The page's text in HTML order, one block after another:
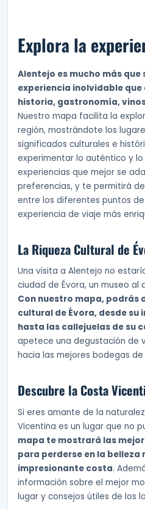
Explora la
Alentejo es mucho más que
experiencia inolvidable
historia, gastronomía,
Nuestro mapa facilita la
región, mostrándote los
significados culturales e
experimentar lo auténtico y lo
experiencias que mejor se
preferencias, y te permitirá
entre los diferentes puntos
experiencia de viaje más
La Riqueza Cultural de
Una visita a Alentejo no
ciudad de Évora, un museo al
Con nuestro mapa, podrás
cultural de Évora, desde
hasta las callejuelas de su
apetece una degustación de
hacia las mejores bodegas de
Descubre la Costa
Si eres amante de la
Vicentina es un lugar que no
mapa te mostrará las
para perderse en la belleza
impresionante costa.
información sobre el mejor
lugar y consejos útiles de los